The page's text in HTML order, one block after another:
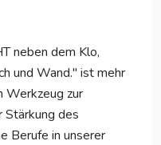
neben dem Klo,
und Wand." ist mehr
Werkzeug zur
Stärkung des
Berufe in unserer